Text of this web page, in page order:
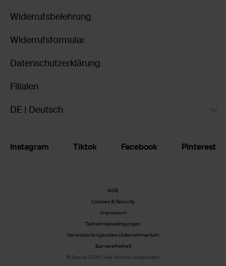
Widerrufsbelehrung
Widerrufsformular
Datenschutzerklärung
Filialen
DE | Deutsch
Instagram Tiktok Facebook Pinterest
AGB
Cookies & Security
Impressum
Teilnahmebedingungen
Verantwortungsvolles Unternehmertum
Barrierefreiheit
© Sacha 2026 | Alle Rechte vorbehalten